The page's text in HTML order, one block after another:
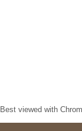
Best viewed with